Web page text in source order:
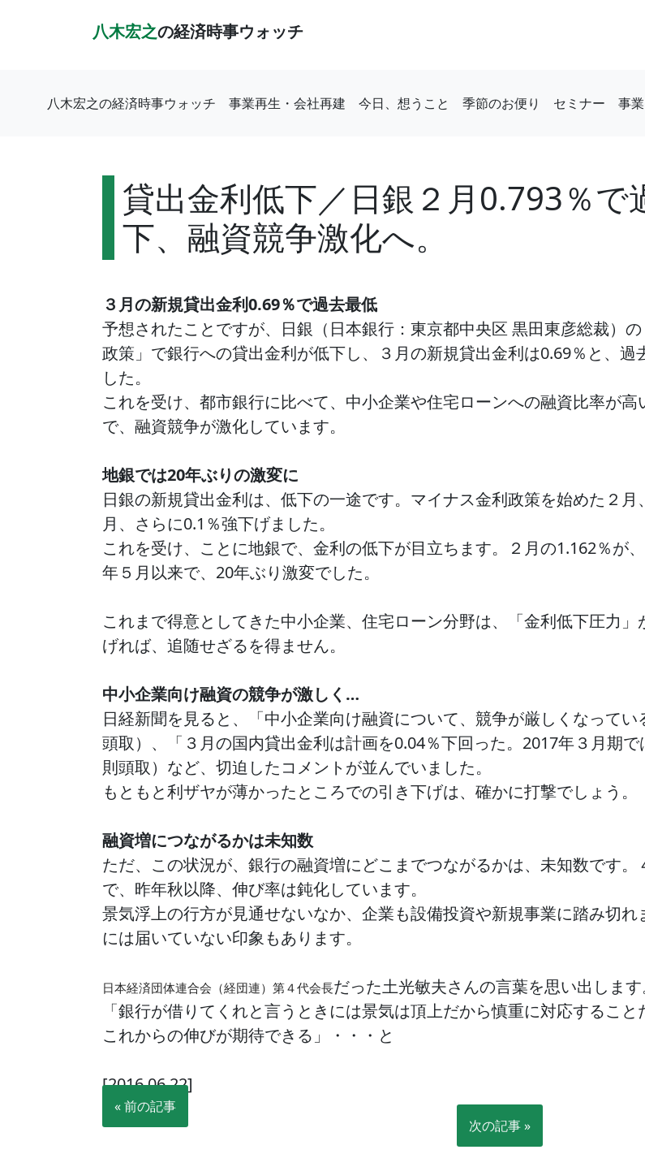
八木宏之の経済時事ウォッチ
八木宏之の経済時事ウォッチ 事業再生・会社再建 今日、想うこと 季節のお便り セミナー 事
貸出金利低下／日銀２月0.793％で
下、融資競争激化へ。
３月の新規貸出金利0.69％で過去最低
予想されたことですが、日銀（日本銀行：東京都中央区 黒田東彦総裁）
政策」で銀行への貸出金利が低下し、３月の新規貸出金利は0.69％と、過
した。
これを受け、都市銀行に比べて、中小企業や住宅ローンへの融資比率が高
で、融資競争が激化しています。
地銀では20年ぶりの激変に
日銀の新規貸出金利は、低下の一途です。マイナス金利政策を始めた２
月、さらに0.1％強下げました。
これを受け、ことに地銀で、金利の低下が目立ちます。２月の1.162％が
年５月以来で、20年ぶり激変でした。
これまで得意としてきた中小企業、住宅ローン分野は、「金利低下圧力
げれば、追随せざるを得ません。
中小企業向け融資の競争が激しく…
日経新聞を見ると、「中小企業向け融資について、競争が厳しくなって
頭取）、「３月の国内貸出金利は計画を0.04％下回った。2017年３月期
則頭取）など、切迫したコメントが並んでいました。
もともと利ザヤが薄かったところでの引き下げは、確かに打撃でしょう。
融資増につながるかは未知数
ただ、この状況が、銀行の融資増にどこまでつながるかは、未知数です
で、昨年秋以降、伸び率は鈍化しています。
景気浮上の行方が見通せないなか、企業も設備投資や新規事業に踏み切
には届いていない印象もあります。
日本経済団体連合会（経団連） 第４代会長だった土光敏夫さんの言葉を思い出します
「銀行が借りてくれと言うときには景気は頂上だから慎重に対応するこ
これからの伸びが期待できる」・・・と
[2016.06.22]
« 前の記事
次の記事 »